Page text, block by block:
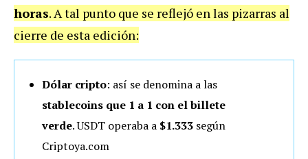
horas. A tal punto que se reflejó en las pizarras al
cierre de esta edición:
Dólar cripto: así se denomina a las
stablecoins que 1 a 1 con el billete
verde. USDT operaba a $1.333 según
Criptoya.com